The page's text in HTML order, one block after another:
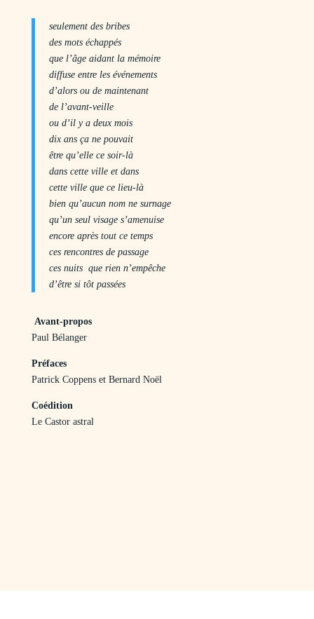
seulement des bribes
des mots échappés
que l’âge aidant la mémoire
diffuse entre les événements
d’alors ou de maintenant
de l’avant-veille
ou d’il y a deux mois
dix ans ça ne pouvait
être qu’elle ce soir-là
dans cette ville et dans
cette ville que ce lieu-là
bien qu’aucun nom ne surnage
qu’un seul visage s’amenuise
encore après tout ce temps
ces rencontres de passage
ces nuits que rien n’empêche
d’être si tôt passées
Avant-propos
Paul Bélanger
Préfaces
Patrick Coppens et Bernard Noël
Coédition
Le Castor astral